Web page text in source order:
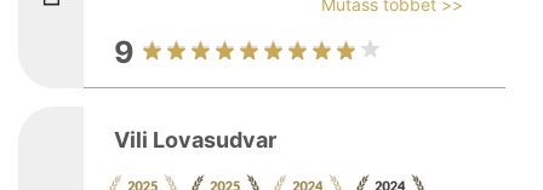
Mutass többet >>
9
Vili Lovasudvar